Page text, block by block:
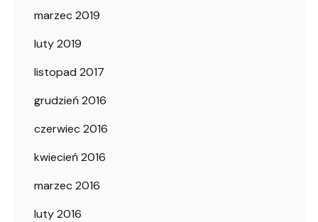
marzec 2019
luty 2019
listopad 2017
grudzień 2016
czerwiec 2016
kwiecień 2016
marzec 2016
luty 2016